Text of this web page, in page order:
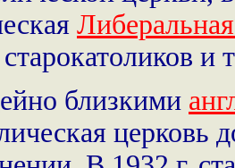
и
близкими
церковь